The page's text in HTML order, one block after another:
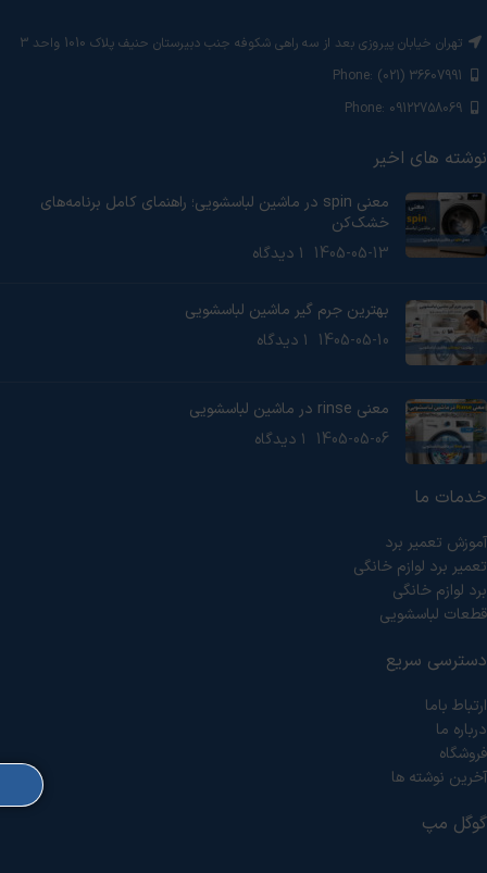
تهران خیابان پیروزی بعد از سه راهی شکوفه جنب دبیرستان حنیف پلاک 1010 واحد 3
نوشته های اخیر
معنی spin در ماشین لباسشویی؛ راهنمای کامل برنامه‌های
خشک‌کن
1405-05-13 ۱ دیدگاه
بهترین جرم گیر ماشین لباسشویی
1405-05-10 ۱ دیدگاه
معنی rinse در ماشین لباسشویی
1405-05-06 ۱ دیدگاه
خدمات ما
آموزش تعمیر برد
تعمیر برد لوازم خانگی
برد لوازم خانگی
قطعات لباسشویی
دسترسی سریع
ارتباط باما
درباره ما
فروشگاه
آخرین نوشته ها
گوگل مپ